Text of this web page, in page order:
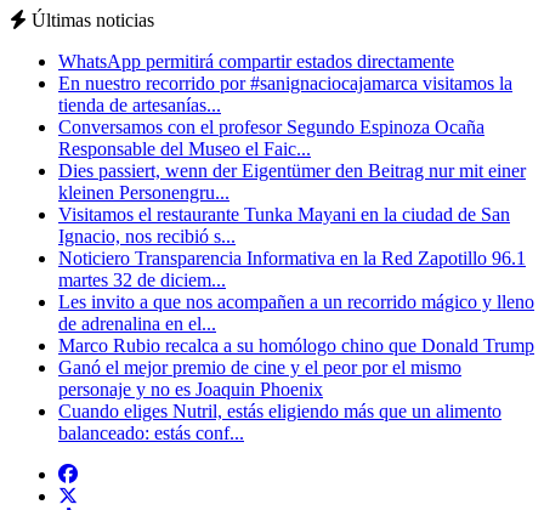
Últimas noticias
WhatsApp permitirá compartir estados directamente
En nuestro recorrido por #sanignaciocajamarca visitamos la
tienda de artesanías...
Conversamos con el profesor Segundo Espinoza Ocaña
Responsable del Museo el Faic...
Dies passiert, wenn der Eigentümer den Beitrag nur mit einer
kleinen Personengru...
Visitamos el restaurante Tunka Mayani en la ciudad de San
Ignacio, nos recibió s...
Noticiero Transparencia Informativa en la Red Zapotillo 96.1
martes 32 de diciem...
Les invito a que nos acompañen a un recorrido mágico y lleno
de adrenalina en el...
Marco Rubio recalca a su homólogo chino que Donald Trump
Ganó el mejor premio de cine y el peor por el mismo
personaje y no es Joaquin Phoenix
Cuando eliges Nutril, estás eligiendo más que un alimento
balanceado: estás conf...